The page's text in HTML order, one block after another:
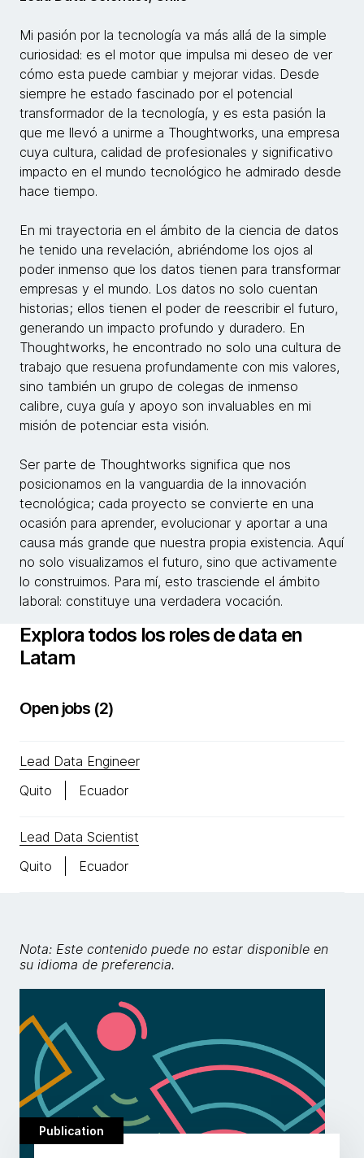
Mi pasión por la tecnología va más allá de la simple
curiosidad: es el motor que impulsa mi deseo de ver
cómo esta puede cambiar y mejorar vidas. Desde
siempre he estado fascinado por el potencial
transformador de la tecnología, y es esta pasión la
que me llevó a unirme a Thoughtworks, una empresa
cuya cultura, calidad de profesionales y significativo
impacto en el mundo tecnológico he admirado desde
hace tiempo.
En mi trayectoria en el ámbito de la ciencia de datos
he tenido una revelación, abriéndome los ojos al
poder inmenso que los datos tienen para transformar
empresas y el mundo. Los datos no solo cuentan
historias; ellos tienen el poder de reescribir el futuro,
generando un impacto profundo y duradero. En
Thoughtworks, he encontrado no solo una cultura de
trabajo que resuena profundamente con mis valores,
sino también un grupo de colegas de inmenso
calibre, cuya guía y apoyo son invaluables en mi
misión de potenciar esta visión.
Ser parte de Thoughtworks significa que nos
posicionamos en la vanguardia de la innovación
tecnológica; cada proyecto se convierte en una
ocasión para aprender, evolucionar y aportar a una
causa más grande que nuestra propia existencia. Aquí
no solo visualizamos el futuro, sino que activamente
lo construimos. Para mí, esto trasciende el ámbito
laboral: constituye una verdadera vocación.
Explora todos los roles de data en
Latam
Open jobs (2)
Lead Data Engineer
Quito
Ecuador
Lead Data Scientist
Quito
Ecuador
Nota: Este contenido puede no estar disponible en
su idioma de preferencia.
Publication